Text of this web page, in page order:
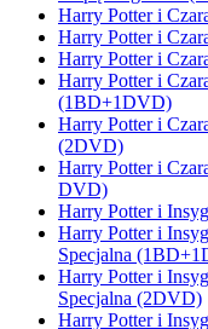
Harry Potter i
Harry Potter i
Harry Potter i
Harry Potter i
(1BD+1DVD)
Harry Potter i
(2DVD)
Harry Potter i
DVD)
Harry Potter i
Harry Potter i
Specjalna
Harry Potter i
Specjalna (2DVD)
Harry Potter i